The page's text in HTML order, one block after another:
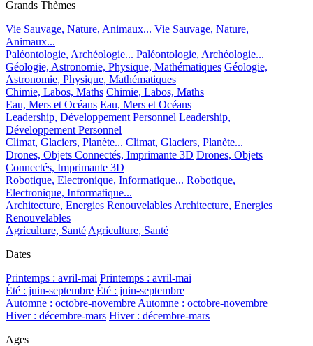
Grands Thèmes
Vie Sauvage, Nature, Animaux... Vie Sauvage, Nature,
Animaux...
Paléontologie, Archéologie... Paléontologie, Archéologie...
Géologie, Astronomie, Physique, Mathématiques Géologie,
Astronomie, Physique, Mathématiques
Chimie, Labos, Maths Chimie, Labos, Maths
Eau, Mers et Océans Eau, Mers et Océans
Leadership, Développement Personnel Leadership,
Développement Personnel
Climat, Glaciers, Planète... Climat, Glaciers, Planète...
Drones, Objets Connectés, Imprimante 3D Drones, Objets
Connectés, Imprimante 3D
Robotique, Electronique, Informatique... Robotique,
Electronique, Informatique...
Architecture, Energies Renouvelables Architecture, Energies
Renouvelables
Agriculture, Santé Agriculture, Santé
Dates
Printemps : avril-mai Printemps : avril-mai
Été : juin-septembre Été : juin-septembre
Automne : octobre-novembre Automne : octobre-novembre
Hiver : décembre-mars Hiver : décembre-mars
Ages